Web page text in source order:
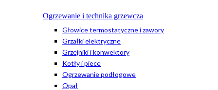
Ogrzewanie i technika grzewcza
Głowice termostatyczne i zawory
Grzałki elektryczne
Grzejniki i konwektory
Kotły i piece
Ogrzewanie podłogowe
Opał